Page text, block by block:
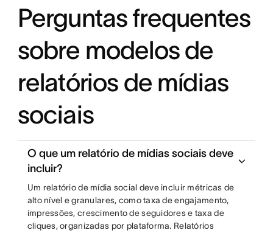
Perguntas frequentes
sobre modelos de
relatórios de mídias
sociais
O que um relatório de mídias sociais deve
incluir?
Um relatório de mídia social deve incluir métricas de
alto nível e granulares, como taxa de engajamento,
impressões, crescimento de seguidores e taxa de
cliques, organizadas por plataforma. Relatórios